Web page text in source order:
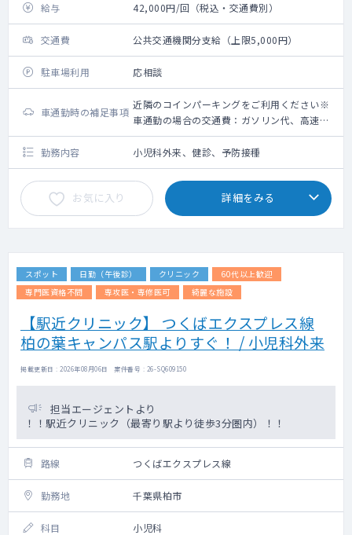
給与 42,000円/回（税込・交通費別）
交通費 公共交通機関分支給（上限5,000円）
駐車場利用 応相談
車通勤時の補足事項
近隣のコインパーキングをご利用ください※
車通勤の場合の交通費：ガソリン代、高速道
路利用料金（上限5,000円）＋駐車場代（上
限2,000円）
勤務内容 小児科外来、健診、予防接種
お気に入り 詳細をみる
スポット 日勤（午後診） クリニック
60代以上歓迎
専門医資格不問
専攻医・専修医可 綺麗な施設
【駅近クリニック】 つくばエクスプレス線
柏の葉キャンパス駅よりすぐ！ / 小児科外来
掲載更新日 : 2026年08月06日 案件番号 : 26-SQ609150
担当エージェントより
！！駅近クリニック（最寄り駅より徒歩3分圏内）！！
路線 つくばエクスプレス線
勤務地 千葉県柏市
科目 小児科